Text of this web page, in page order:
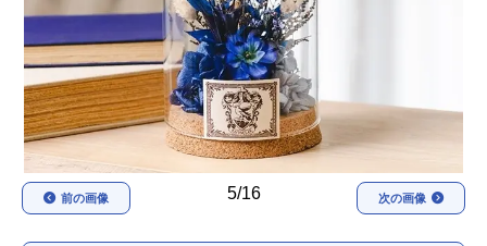
今期アニメ曜日別一覧
春アニメ 夏アニメ
秋アニメ 冬アニメ
男性声優/女性声優一覧
5/16
前の画像 次の画像